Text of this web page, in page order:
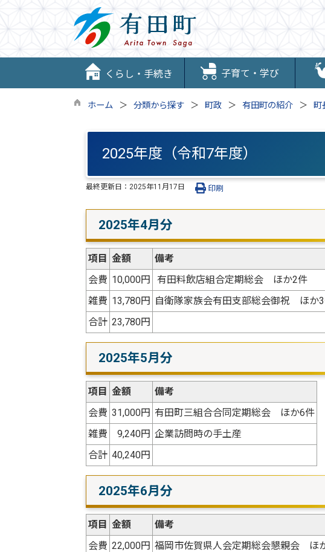
くらし・手続き 子育て・学び
ホーム 分類から探す 町政 有田町の紹介 町
2025年度（令和7年度）
最終更新日： 2025年11月17日 印刷
2025年4月分
項目 金額
備考
会費 10,000円
有田料飲店組合定期総会 ほか2件
雑費 13,780円 自衛隊家族会有田支部総会御祝 ほか
合計 23,780円
2025年5月分
項目 金額
備考
会費 31,000円 有田町三組合合同定期総会 ほか6件
雑費
9,240円 企業訪問時の手土産
合計 40,240円
2025年6月分
項目 金額
備考
会費 22,000円 福岡市佐賀県人会定期総会懇親会 ほ